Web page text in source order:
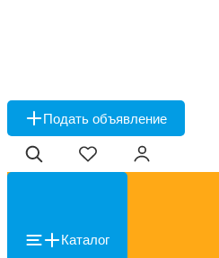
Подать объявление
Каталог